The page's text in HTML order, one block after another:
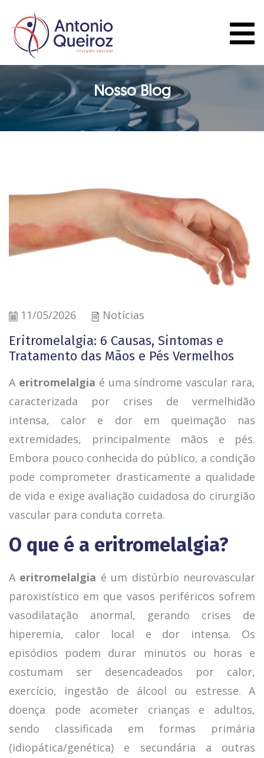
Nosso Blog
11/05/2026 Notícias
Eritromelalgia: 6 Causas, Sintomas e
Tratamento das Mãos e Pés Vermelhos
A eritromelalgia é uma síndrome vascular rara,
caracterizada por crises de vermelhidão
intensa, calor e dor em queimação nas
extremidades, principalmente mãos e pés.
Embora pouco conhecida do público, a condição
pode comprometer drasticamente a qualidade
de vida e exige avaliação cuidadosa do cirurgião
vascular para conduta correta.
O que é a eritromelalgia?
A eritromelalgia é um distúrbio neurovascular
paroxistístico em que vasos periféricos sofrem
vasodilatação anormal, gerando crises de
hiperemia, calor local e dor intensa. Os
episódios podem durar minutos ou horas e
costumam ser desencadeados por calor,
exercício, ingestão de álcool ou estresse. A
doença pode acometer crianças e adultos,
sendo classificada em formas primária
(idiopática/genética) e secundária a outras